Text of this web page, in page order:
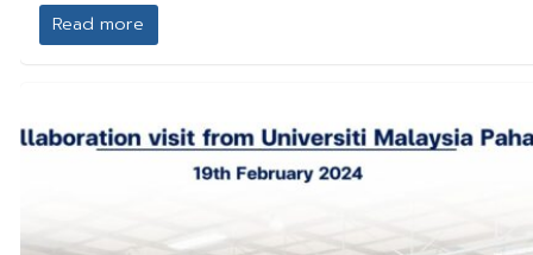
Read more